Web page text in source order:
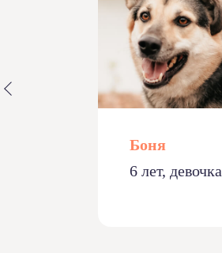
Боня
6 лет, девочка